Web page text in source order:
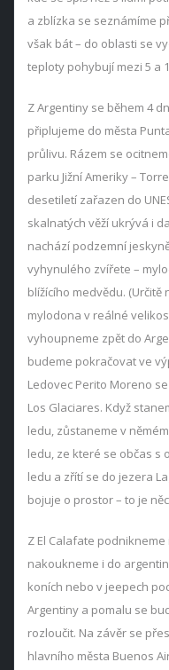
a zblízka se seznámíme
však bát – do oblasti se
teploty pohybují mezi 5 a
Z Argentiny se během 4
připlujeme do města
průlivu. Rázem se
parku Jižní Ameriky –
desetiletí zařazen do
skalnatých věží ukrývá i
nachází podzemní
vyhynulého zvířete –
blížícího medvědu.
mylodona v reálné
vyhoupneme zpět do
budeme pokračovat ve
Ledovec Perito Moreno
Los Glaciares. Když
ledu, zůstaneme v
ledu, ze které se občas s
ledu a zřítí se do jezera
bojuje o prostor – to je
Z El Calafate
nakoukneme i do
koních nebo v jeepech
Argentiny a pomalu se
rozloučit. Na závěr se
hlavního města Buenos